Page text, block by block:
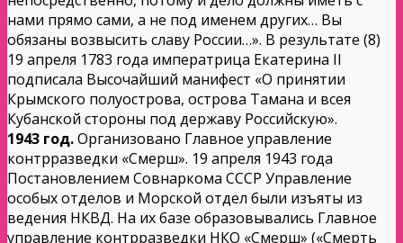
нами прямо сами, а не под именем других… Вы
обязаны возвысить славу России…». В результате (8)
19 апреля 1783 года императрица Екатерина II
подписала Высочайший манифест «О принятии
Крымского полуострова, острова Тамана и всея
Кубанской стороны под державу Российскую».
1943 год.Организовано Главное управление
контрразведки «Смерш». 19 апреля 1943 года
Постановлением Совнаркома СССР Управление
особых отделов и Морской отдел были изъяты из
ведения НКВД. На их базе образовывались Главное
управление контрразведки НКО «Смерш» («Смерть